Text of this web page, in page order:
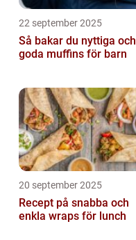
22 september 2025
Så bakar du nyttiga och
goda muffins för barn
20 september 2025
Recept på snabba och
enkla wraps för lunch